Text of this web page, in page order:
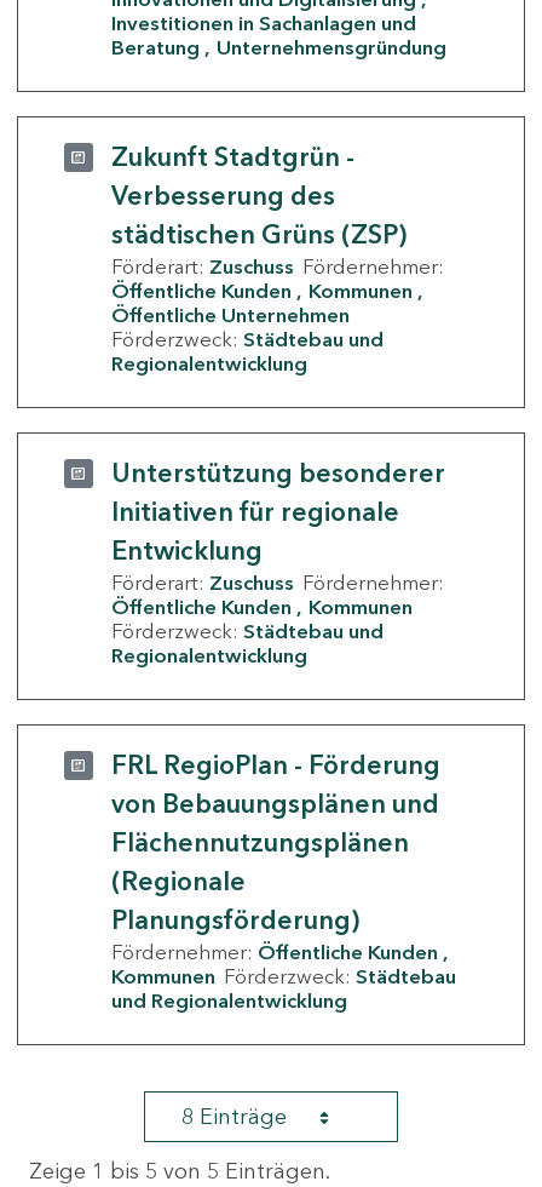
Investitionen in Sachanlagen und
Beratung
Unternehmensgründung
Zukunft Stadtgrün -
Verbesserung des
städtischen Grüns (ZSP)
Förderart: Zuschuss Fördernehmer:
Öffentliche Kunden
Kommunen
Öffentliche Unternehmen
Förderzweck: Städtebau und
Regionalentwicklung
Unterstützung besonderer
Initiativen für regionale
Entwicklung
Förderart: Zuschuss Fördernehmer:
Öffentliche Kunden
Kommunen
Förderzweck: Städtebau und
Regionalentwicklung
FRL RegioPlan - Förderung
von Bebauungsplänen und
Flächennutzungsplänen
(Regionale
Planungsförderung)
Fördernehmer: Öffentliche Kunden
Kommunen Förderzweck: Städtebau
und Regionalentwicklung
8 Einträge
Zeige 1 bis 5 von 5 Einträgen.